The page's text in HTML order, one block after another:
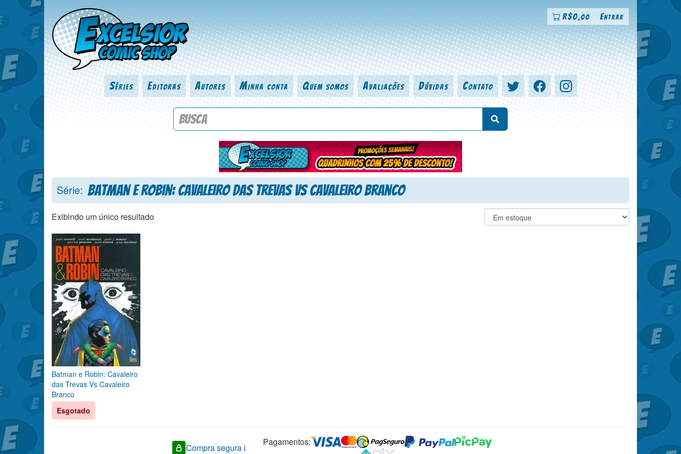
R$0,00 Entrar
Séries Editoras Autores Minha conta Quem somos Avaliações Dúvidas Contato
Procure por título da revista, personagem, série, escritor, desenhista, arte-finalista, colorista
Série: Batman e Robin: Cavaleiro das Trevas Vs Cavaleiro Branco
Exibindo um único resultado
Batman e Robin: Cavaleiro
das Trevas Vs Cavaleiro
Branco
Esgotado
Compra segura ℹ️
Pagamentos: